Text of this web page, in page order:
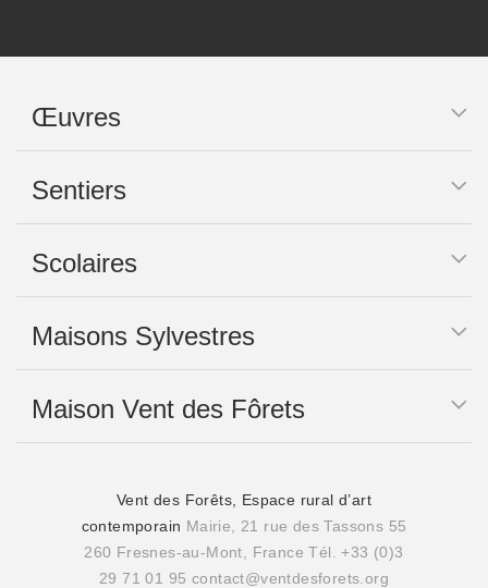
Œuvres
Sentiers
Scolaires
Maisons Sylvestres
Maison Vent des Fôrets
Vent des Forêts, Espace rural d’art
contemporain Mairie, 21 rue des Tassons 55
260 Fresnes-au-Mont, France Tél. +33 (0)3
29 71 01 95 contact@ventdesforets.org